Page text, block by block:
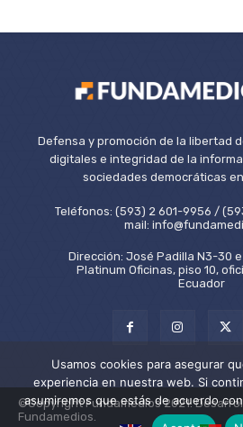
Defensa y promoción de la libertad
digitales e integridad de la
sociedades democráticas
Teléfonos: (593) 2 601-9956 /
mail:
Dirección: José Padilla N3-30
Platinum Oficinas, piso 10,
Ecuador
©Copyright Fundamedios 2021.
Fundamedios.
Usamos cookies para asegurar
experiencia en nuestra web. Si
asumiremos que estás de acuerdo